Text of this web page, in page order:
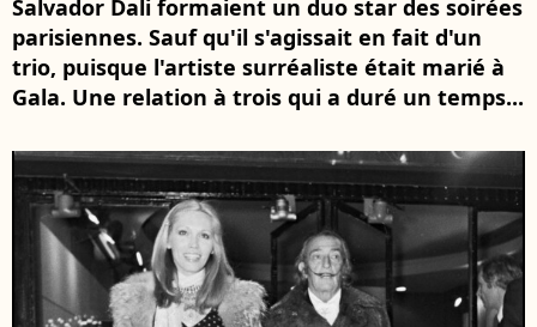
Salvador Dali formaient un duo star des soirées
parisiennes. Sauf qu'il s'agissait en fait d'un
trio, puisque l'artiste surréaliste était marié à
Gala. Une relation à trois qui a duré un temps...